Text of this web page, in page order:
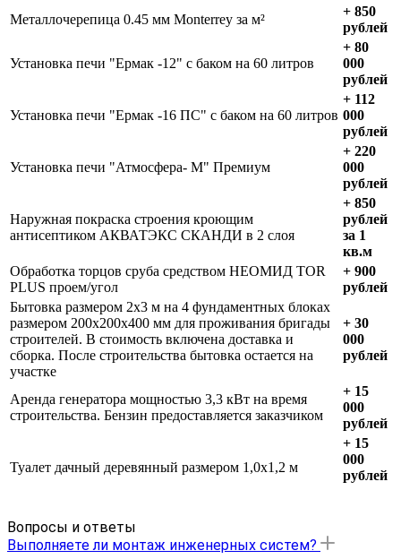
Металлочерепица 0.45 мм Monterrey за м²
+ 850
рублей
Установка печи "Ермак -12" с баком на 60 литров
+ 80
000
рублей
Установка печи "Ермак -16 ПС" с баком на 60 литров
+ 112
000
рублей
Установка печи "Атмосфера- М" Премиум
+ 220
000
рублей
Наружная покраска строения кроющим
антисептиком АКВАТЭКС СКАНДИ в 2 слоя
+ 850
рублей
за 1
кв.м
Обработка торцов сруба средством НЕОМИД TOR
PLUS проем/угол
+ 900
рублей
Бытовка размером 2х3 м на 4 фундаментных блоках
размером 200х200х400 мм для проживания бригады
строителей. В стоимость включена доставка и
сборка. После строительства бытовка остается на
участке
+ 30
000
рублей
Аренда генератора мощностью 3,3 кВт на время
строительства. Бензин предоставляется заказчиком
+ 15
000
рублей
Туалет дачный деревянный размером 1,0х1,2 м
+ 15
000
рублей
Вопросы и ответы
Выполняете ли монтаж инженерных систем?